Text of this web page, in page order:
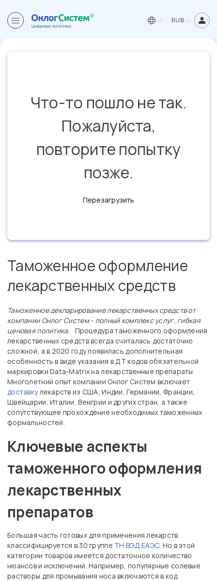
RUB
Что-то пошло не так.
Пожалуйста,
повторите попытку
позже.
Перезагрузить
Таможенное оформление
лекарственных средств
Таможенное декларирование лекарственных средств от
компании Онлог Систем - полный комплекс услуг, гибкая
ценовая политика. Процедура таможенного оформления
лекарственных средств всегда считалась достаточно
сложной, а в 2020 году появилась дополнительная
особенность в виде указания в ДТ кодов обязательной
маркировки Data-Matrix на лекарственные препараты.
Многолетний опыт компании Онлог Систем включает
доставкулекарств из США, Индии, Германии, Франции,
Швейцарии, Италии, Венгрии и других стран, а также
сопутствующее прохождение необходимых таможенных
формальностей.
Ключевые аспекты
таможенного оформления
лекарственных
препаратов
Большая часть готовых для применения лекарств
классифицируется в 30 группе ТН ВЭД ЕАЭС. Но в этой
категории товаров имеется достаточное количество
нюансов и исключений. Например, популярные солевые
растворы для промывания носа включаются в код